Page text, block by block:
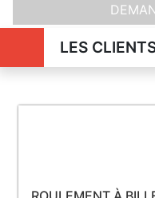
LES